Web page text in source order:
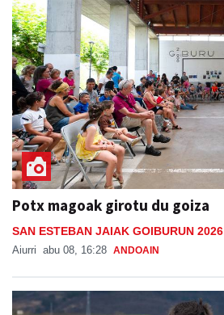
Potx magoak girotu du goiza
SAN ESTEBAN JAIAK GOIBURUN 2026
Aiurri abu 08, 16:28 ANDOAIN